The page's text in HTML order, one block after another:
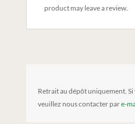
product may leave a review.
Retrait au dépôt uniquement.
veuillez nous contacter pare-